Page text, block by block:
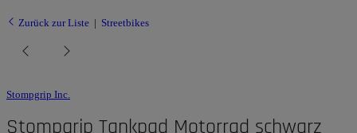
Zurück zur Liste Streetbikes
Stompgrip Inc.
Stompgrip Tankpad Motorrad schwarz